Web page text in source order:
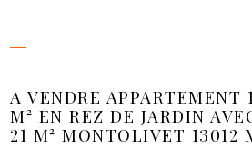
A VENDRE APPARTEMENT
M² EN REZ DE JARDIN
21 M² MONTOLIVET 13012